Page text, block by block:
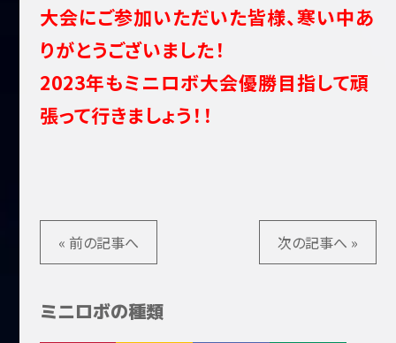
大会にご参加いただいた皆様、寒い中あ
りがとうございました！
2023年もミニロボ大会優勝目指して頑
張って行きましょう！！
« 前の記事へ 次の記事へ »
ミニロボの種類